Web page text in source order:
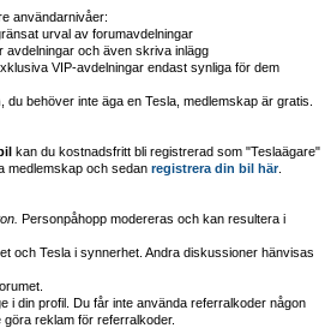
användarnivåer:
urval av forumavdelningar
avdelningar och även skriva inlägg
VIP-avdelningar endast synliga för dem
, du behöver inte äga en Tesla, medlemskap är gratis.
kan du kostnadsfritt bli registrerad som "Teslaägare"
medlemskap och sedan registrera din bil här.
Personpåhopp modereras och kan resultera i
och Tesla i synnerhet. Andra diskussioner hänvisas
i din profil. Du får inte använda referralkoder någon
reklam för referralkoder.